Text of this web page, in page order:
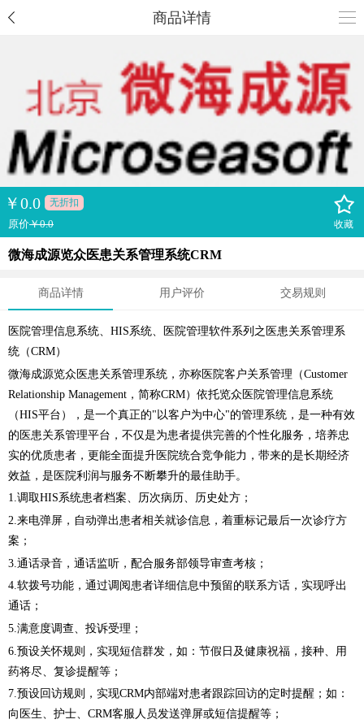
商品详情
￥0.0 无折扣
原价￥0.0 收藏
微海成源览众医患关系管理系统CRM
商品详情 用户评价 交易规则
医院管理信息系统、HIS系统、医院管理软件系列之医患关系管理系
统（CRM）
微海成源览众医患关系管理系统，亦称医院客户关系管理（Customer
Relationship Management，简称CRM）依托览众医院管理信息系统
（HIS平台），是一个真正的"以客户为中心"的管理系统，是一种有效
的医患关系管理平台，不仅是为患者提供完善的个性化服务，培养忠
实的优质患者，更能全面提升医院统合竞争能力，带来的是长期经济
效益，是医院利润与服务不断攀升的最佳助手。
1.调取HIS系统患者档案、历次病历、历史处方；
2.来电弹屏，自动弹出患者相关就诊信息，着重标记最后一次诊疗方
案；
3.通话录音，通话监听，配合服务部领导审查考核；
4.软拨号功能，通过调阅患者详细信息中预留的联系方话，实现呼出
通话；
5.满意度调查、投诉受理；
6.预设关怀规则，实现短信群发，如：节假日及健康祝福，接种、用
药将尽、复诊提醒等；
7.预设回访规则，实现CRM内部端对患者跟踪回访的定时提醒；如：
向医生、护士、CRM客服人员发送弹屏或短信提醒等；